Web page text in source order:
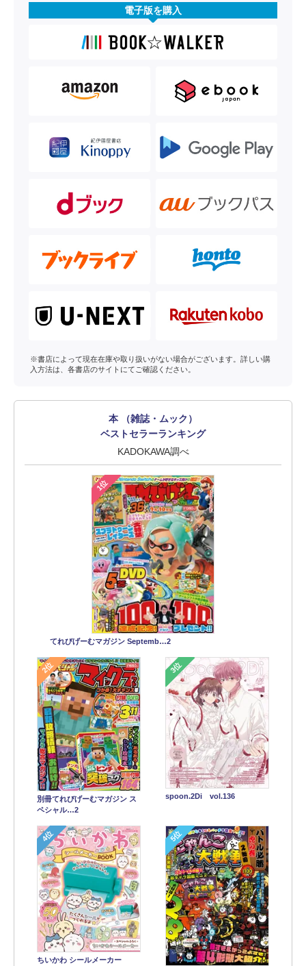
電子版を購入
※書店によって現在在庫や取り扱いがない場合がございます。詳しい購
入方法は、各書店のサイトにてご確認ください。
本 （雑誌・ムック）
ベストセラーランキング
KADOKAWA調べ
1位
てれびげーむマガジン Septemb…2
2位
別冊てれびげーむマガジン ス
ペシャル…2
3位
spoon.2Di vol.136
4位
ちいかわ シールメーカー
5位